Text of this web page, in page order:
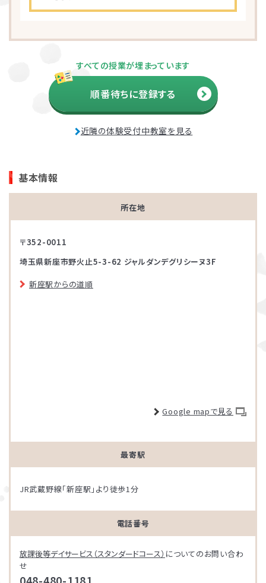
すべての授業が埋まっています
順番待ちに登録する
近隣の体験受付中教室を見る
基本情報
所在地
〒352-0011
埼玉県新座市野火止5-3-62 ジャルダンデグリシーヌ3F
新座駅からの道順
Google mapで見る
最寄駅
JR武蔵野線「新座駅」より徒歩1分
電話番号
放課後等デイサービス（スタンダードコース） についてのお問い合わ
せ
048-480-1181